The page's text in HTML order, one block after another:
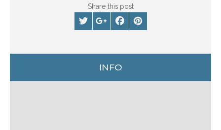
Share this post
INFO